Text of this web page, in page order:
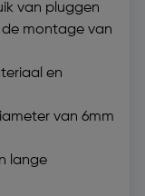
van pluggen
de montage van
en
van 6mm
lange